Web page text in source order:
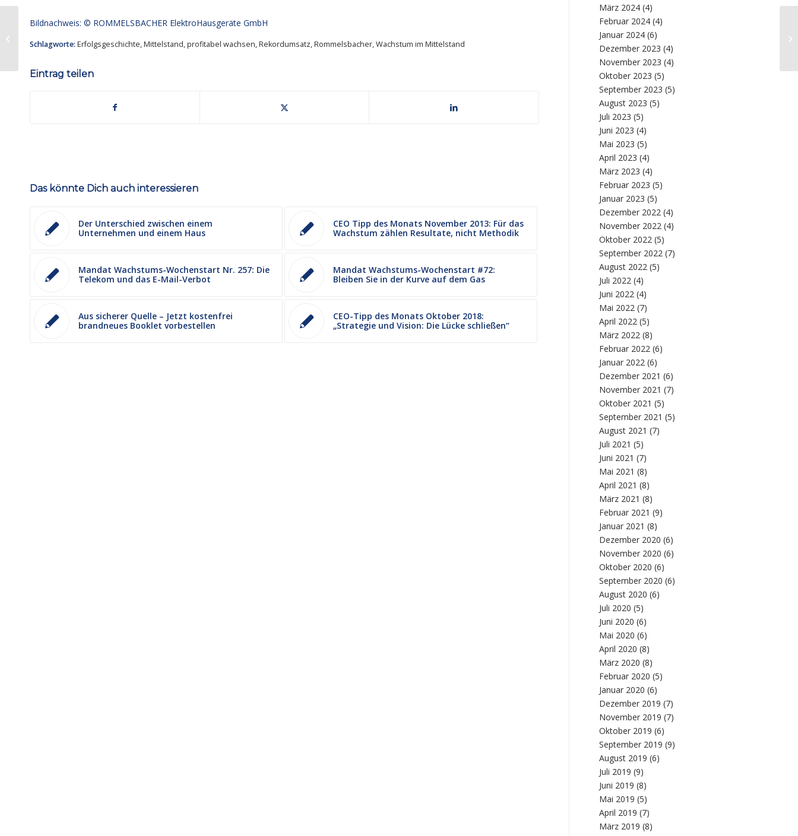
Bildnachweis: © ROMMELSBACHER ElektroHausgeräte GmbH
Schlagworte: Erfolgsgeschichte,Mittelstand,profitabel wachsen,Rekordumsatz,Rommelsbacher,Wachstum im Mittelstand
Eintrag teilen
Das könnte Dich auch interessieren
Der Unterschied zwischen einem
Unternehmen und einem Haus
CEO Tipp des Monats November 2013: Für das
Wachstum zählen Resultate, nicht Methodik
Mandat Wachstums-Wochenstart Nr. 257: Die
Telekom und das E-Mail-Verbot
Mandat Wachstums-Wochenstart #72:
Bleiben Sie in der Kurve auf dem Gas
Aus sicherer Quelle – Jetzt kostenfrei
brandneues Booklet vorbestellen
CEO-Tipp des Monats Oktober 2018:
„Strategie und Vision: Die Lücke schließen“
März 2024 (4)
Februar 2024 (4)
Januar 2024 (6)
Dezember 2023 (4)
November 2023 (4)
Oktober 2023 (5)
September 2023 (5)
August 2023 (5)
Juli 2023 (5)
Juni 2023 (4)
Mai 2023 (5)
April 2023 (4)
März 2023 (4)
Februar 2023 (5)
Januar 2023 (5)
Dezember 2022 (4)
November 2022 (4)
Oktober 2022 (5)
September 2022 (7)
August 2022 (5)
Juli 2022 (4)
Juni 2022 (4)
Mai 2022 (7)
April 2022 (5)
März 2022 (8)
Februar 2022 (6)
Januar 2022 (6)
Dezember 2021 (6)
November 2021 (7)
Oktober 2021 (5)
September 2021 (5)
August 2021 (7)
Juli 2021 (5)
Juni 2021 (7)
Mai 2021 (8)
April 2021 (8)
März 2021 (8)
Februar 2021 (9)
Januar 2021 (8)
Dezember 2020 (6)
November 2020 (6)
Oktober 2020 (6)
September 2020 (6)
August 2020 (6)
Juli 2020 (5)
Juni 2020 (6)
Mai 2020 (6)
April 2020 (8)
März 2020 (8)
Februar 2020 (5)
Januar 2020 (6)
Dezember 2019 (7)
November 2019 (7)
Oktober 2019 (6)
September 2019 (9)
August 2019 (6)
Juli 2019 (9)
Juni 2019 (8)
Mai 2019 (5)
April 2019 (7)
März 2019 (8)
Mandat Wachstums-
„Sog statt Druck“